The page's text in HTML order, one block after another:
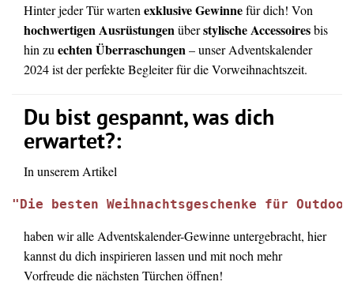
Hinter jeder Tür warten exklusive Gewinnefür dich! Von
hochwertigen Ausrüstungenüberstylische Accessoiresbis
hin zu echten Überraschungen– unser Adventskalender
2024 ist der perfekte Begleiter für die Vorweihnachtszeit.
Du bist gespannt, was dich
erwartet?:
In unserem Artikel
"Die besten Weihnachtsgeschenke für
haben wir alle Adventskalender-Gewinne untergebracht, hier
kannst du dich inspirieren lassen und mit noch mehr
Vorfreude die nächsten Türchen öffnen!